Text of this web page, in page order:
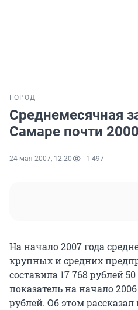
ГОРОД
Среднемесячная
Самаре почти
24 мая 2007, 12:20 1 497
На начало 2007 года
крупных и средних
составила 17 768 рублей
показатель на начало
рублей. Об этом рассказал